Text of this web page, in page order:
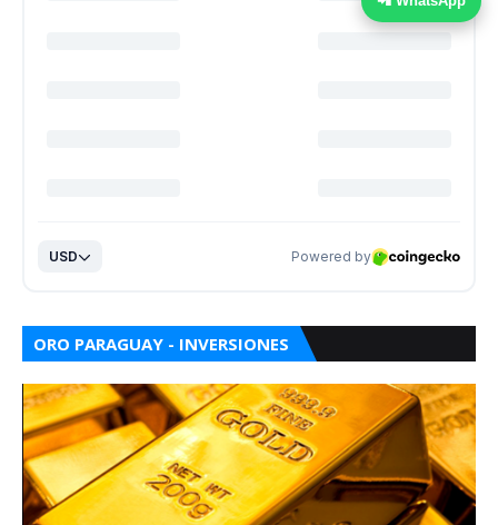
ORO PARAGUAY - INVERSIONES